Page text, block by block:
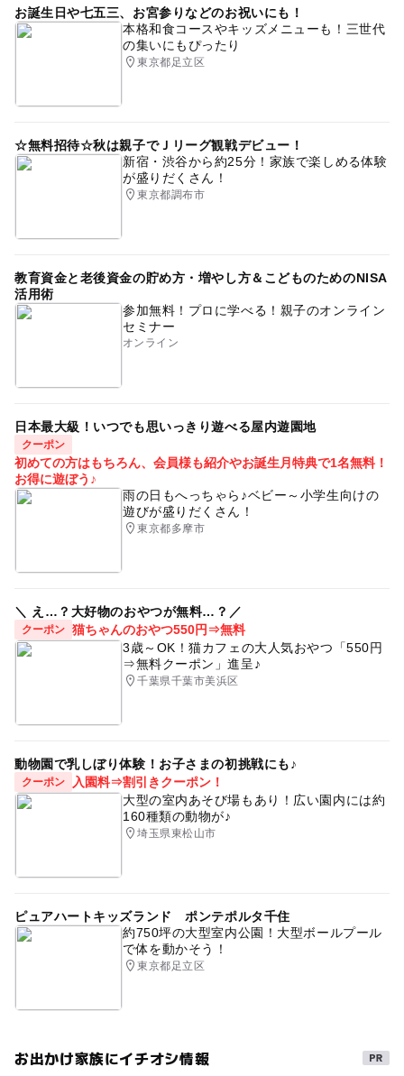
お誕生日や七五三、お宮参りなどのお祝いにも！
本格和食コースやキッズメニューも！三世代
の集いにもぴったり
東京都足立区
☆無料招待☆秋は親子でＪリーグ観戦デビュー！
新宿・渋谷から約25分！家族で楽しめる体験
が盛りだくさん！
東京都調布市
教育資金と老後資金の貯め方・増やし方＆こどものためのNISA
活用術
参加無料！プロに学べる！親子のオンライン
セミナー
オンライン
日本最大級！いつでも思いっきり遊べる屋内遊園地
クーポン
初めての方はもちろん、会員様も紹介やお誕生月特典で1名無料！
お得に遊ぼう♪
雨の日もへっちゃら♪ベビー～小学生向けの
遊びが盛りだくさん！
東京都多摩市
＼ え…？大好物のおやつが無料…？／
クーポン 猫ちゃんのおやつ550円⇒無料
3歳～OK！猫カフェの大人気おやつ「550円
⇒無料クーポン」進呈♪
千葉県千葉市美浜区
動物園で乳しぼり体験！お子さまの初挑戦にも♪
クーポン
入園料⇒割引きクーポン！
大型の室内あそび場もあり！広い園内には約
160種類の動物が♪
埼玉県東松山市
ピュアハートキッズランド ポンテポルタ千住
約750坪の大型室内公園！大型ボールプール
で体を動かそう！
東京都足立区
お出かけ家族にイチオシ情報